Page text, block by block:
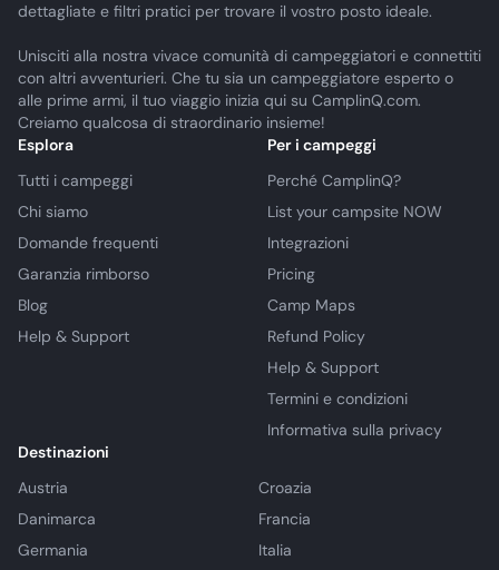
dettagliate e filtri pratici per trovare il vostro posto ideale.
Unisciti alla nostra vivace comunità di campeggiatori e connettiti
con altri avventurieri. Che tu sia un campeggiatore esperto o
alle prime armi, il tuo viaggio inizia qui su CamplinQ.com.
Creiamo qualcosa di straordinario insieme!
Esplora
Tutti i campeggi
Chi siamo
Domande frequenti
Garanzia rimborso
Blog
Help & Support
Per i campeggi
Perché CamplinQ?
List your campsite NOW
Integrazioni
Pricing
Camp Maps
Refund Policy
Help & Support
Termini e condizioni
Informativa sulla privacy
Destinazioni
Austria
Croazia
Danimarca
Francia
Germania
Italia